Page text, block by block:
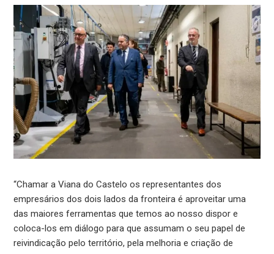
“Chamar a Viana do Castelo os representantes dos
empresários dos dois lados da fronteira é aproveitar uma
das maiores ferramentas que temos ao nosso dispor e
coloca-los em diálogo para que assumam o seu papel de
reivindicação pelo território, pela melhoria e criação de